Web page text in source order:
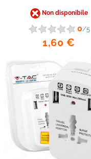
Non disponibile
0/5
1,60 €